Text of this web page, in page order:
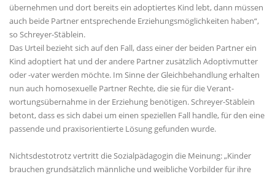
übernehmen und dort bereits ein adoptiertes Kind lebt, dann müssen
auch beide Partner entsprechende Erziehungsmöglichkeiten haben“,
so Schreyer-Stäblein.
Das Urteil bezieht sich auf den Fall, dass einer der beiden Partner ein
Kind adoptiert hat und der andere Partner zusätzlich Adoptivmutter
oder -vater werden möchte. Im Sinne der Gleichbehandlung erhalten
nun auch homosexuelle Partner Rechte, die sie für die Verant-
wortungsübernahme in der Erziehung benötigen. Schreyer-Stäblein
betont, dass es sich dabei um einen speziellen Fall handle, für den eine
passende und praxisorientierte Lösung gefunden wurde.
Nichtsdestotrotz vertritt die Sozialpädagogin die Meinung: „Kinder
brauchen grundsätzlich männliche und weibliche Vorbilder für ihre